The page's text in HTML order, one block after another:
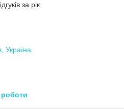
за рік
Україна
роботи